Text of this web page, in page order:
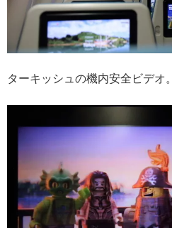
ターキッシュの機内安全ビデオ。